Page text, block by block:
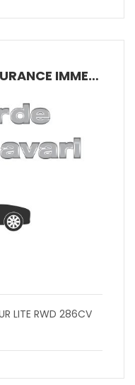
CUPRA TAVASCAN ENDURANCE IMMERSIVE 77 KWH (NET) 210 KW (286 CV) ELETTRICA RAPPORTO SINGOLO RWD
LITE RWD 286CV